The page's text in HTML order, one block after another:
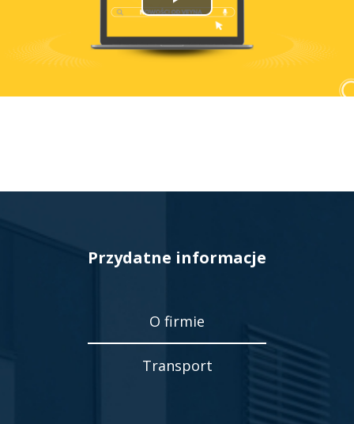
Odtwarzaj
wideo
Przydatne informacje
O firmie
Transport